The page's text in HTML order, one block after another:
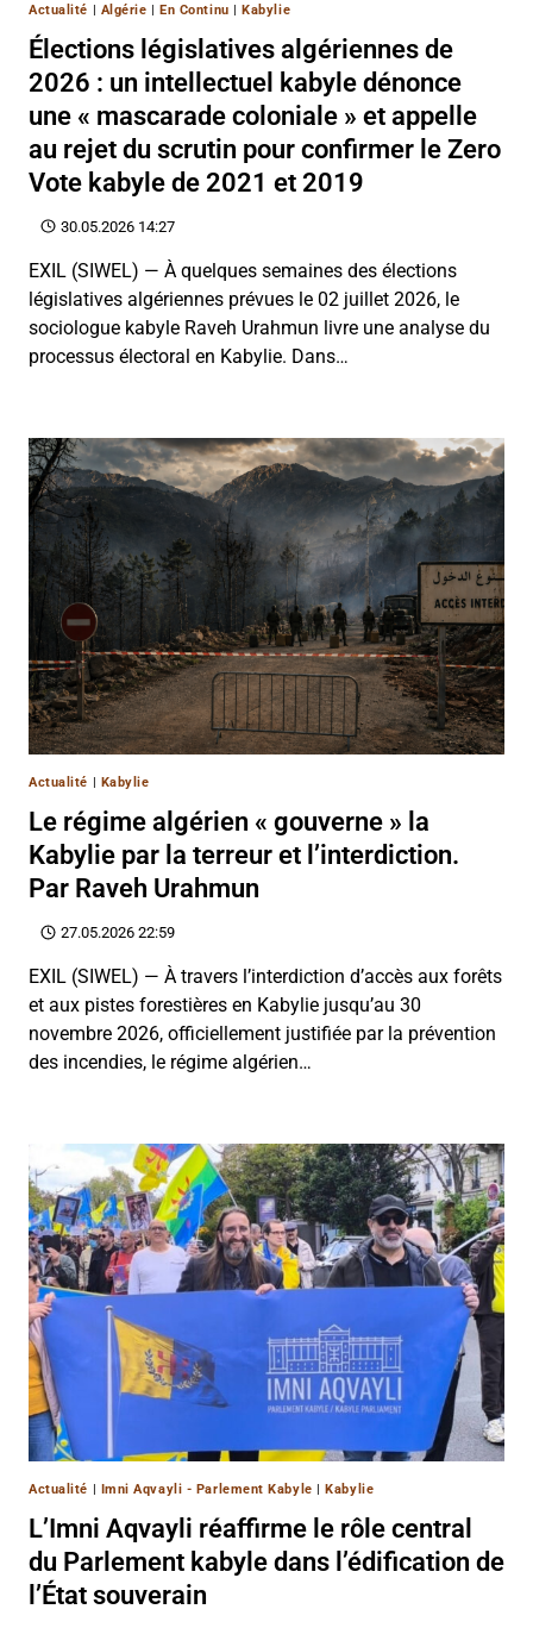
Actualité | Algérie |En Continu |Kabylie
Élections législatives algériennes de
2026 : un intellectuel kabyle dénonce
une « mascarade coloniale » et appelle
au rejet du scrutin pour confirmer le Zero
Vote kabyle de 2021 et 2019
30.05.2026 14:27
EXIL (SIWEL) — À quelques semaines des élections
législatives algériennes prévues le 02 juillet 2026, le
sociologue kabyle Raveh Urahmun livre une analyse du
processus électoral en Kabylie. Dans…
Actualité Kabylie
Le régime algérien « gouverne » la
Kabylie par la terreur et l’interdiction.
Par Raveh Urahmun
27.05.2026 22:59
EXIL (SIWEL) — À travers l’interdiction d’accès aux forêts
et aux pistes forestières en Kabylie jusqu’au 30
novembre 2026, officiellement justifiée par la prévention
des incendies, le régime algérien…
Actualité | Imni Aqvayli - Parlement Kabyle |Kabylie
L’Imni Aqvayli réaffirme le rôle central
du Parlement kabyle dans l’édification de
l’État souverain